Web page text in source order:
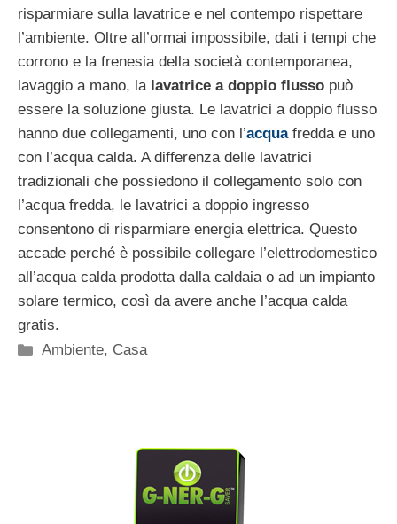
risparmiare sulla lavatrice e nel contempo rispettare
l’ambiente. Oltre all’ormai impossibile, dati i tempi che
corrono e la frenesia della società contemporanea,
lavaggio a mano, la lavatrice a doppio flusso può
essere la soluzione giusta. Le lavatrici a doppio flusso
hanno due collegamenti, uno con l’acquafredda e uno
con l’acqua calda. A differenza delle lavatrici
tradizionali che possiedono il collegamento solo con
l’acqua fredda, le lavatrici a doppio ingresso
consentono di risparmiare energia elettrica. Questo
accade perché è possibile collegare l’elettrodomestico
all’acqua calda prodotta dalla caldaia o ad un impianto
solare termico, così da avere anche l’acqua calda
gratis.
Categorie
Ambiente, Casa